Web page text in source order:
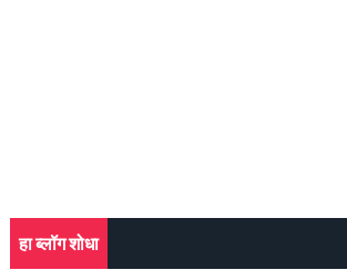
हा ब्लॉग शोधा